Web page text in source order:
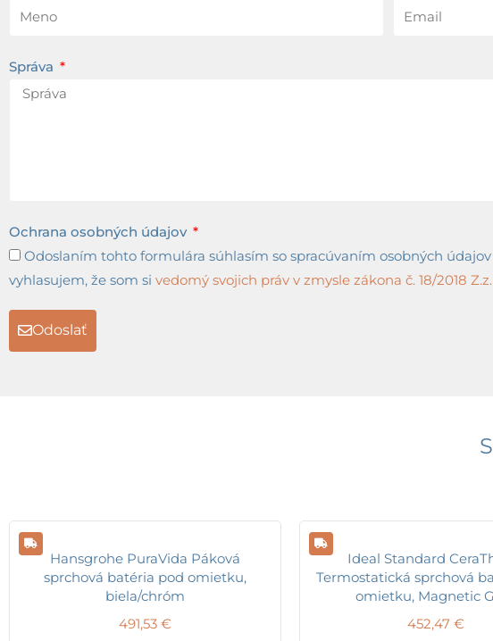
Správa
Ochrana osobných údajov
Odoslaním tohto formulára súhlasím so spracúvaním osobných
vyhlasujem, že som si vedomý svojich práv v zmysle zákona č. 18/2018
Odoslať
Hansgrohe PuraVida Páková
sprchová batéria pod omietku,
biela/chróm
491,53 €
Ideal Standard
Termostatická sprchová
omietku, Magnetic
452,47 €